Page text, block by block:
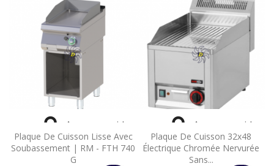
Plaque De Cuisson Lisse Avec
Soubassement | RM - FTH 740
G
 Aperçu rapide
Plaque De Cuisson 32x48
Électrique Chromée Nervurée
Sans...
 Aperçu rapide